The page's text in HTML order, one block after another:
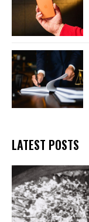
LATEST POSTS